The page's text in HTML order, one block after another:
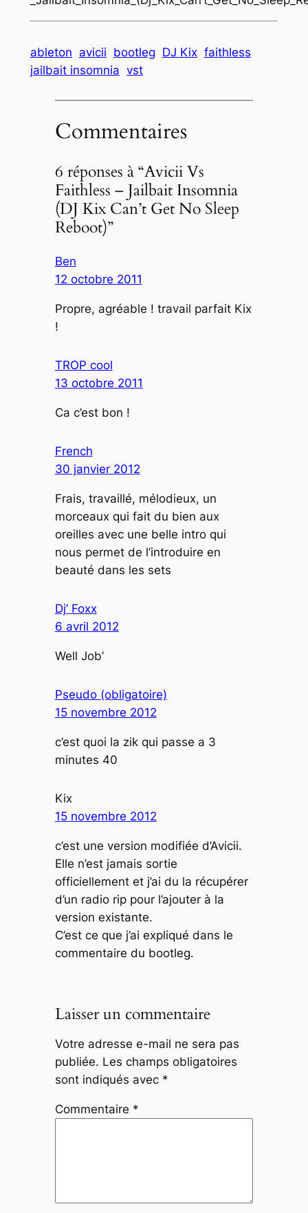
ableton avicii bootleg DJ Kix faithless
jailbait insomnia vst
Commentaires
6 réponses à “Avicii Vs
Faithless – Jailbait Insomnia
(DJ Kix Can’t Get No Sleep
Reboot)”
Ben
12 octobre 2011
Propre, agréable ! travail parfait Kix
!
TROP cool
13 octobre 2011
Ca c’est bon !
French
30 janvier 2012
Frais, travaillé, mélodieux, un
morceaux qui fait du bien aux
oreilles avec une belle intro qui
nous permet de l’introduire en
beauté dans les sets
Dj’ Foxx
6 avril 2012
Well Job’
Pseudo (obligatoire)
15 novembre 2012
c’est quoi la zik qui passe a 3
minutes 40
Kix
15 novembre 2012
c’est une version modifiée d’Avicii.
Elle n’est jamais sortie
officiellement et j’ai du la récupérer
d’un radio rip pour l’ajouter à la
version existante.
C’est ce que j’ai expliqué dans le
commentaire du bootleg.
Laisser un commentaire
Votre adresse e-mail ne sera pas
publiée. Les champs obligatoires
sont indiqués avec *
Commentaire *